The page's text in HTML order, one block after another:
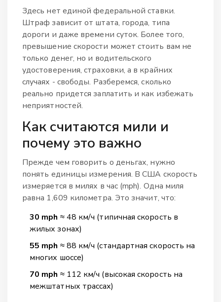
Здесь нет единой федеральной ставки.
Штраф зависит от штата, города, типа
дороги и даже времени суток. Более того,
превышение скорости может стоить вам не
только денег, но и водительского
удостоверения, страховки, а в крайних
случаях - свободы. Разберемся, сколько
реально придется заплатить и как избежать
неприятностей.
Как считаются мили и
почему это важно
Прежде чем говорить о деньгах, нужно
понять единицы измерения. В США скорость
измеряется в милях в час (mph). Одна миля
равна 1,609 километра. Это значит, что:
30 mph ≈ 48 км/ч (типичная скорость в
жилых зонах)
55 mph ≈ 88 км/ч (стандартная скорость на
многих шоссе)
70 mph ≈ 112 км/ч (высокая скорость на
межштатных трассах)